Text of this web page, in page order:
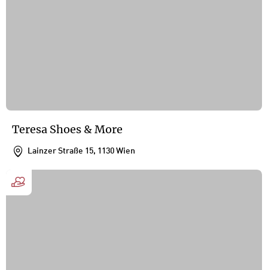
Teresa Shoes & More
Lainzer Straße 15, 1130 Wien